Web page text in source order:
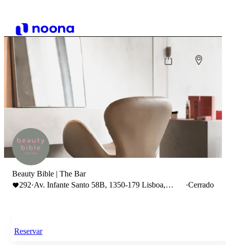
Beauty Bible | The Bar
292·Av. Infante Santo 58B, 1350-179 Lisboa,
·Cerrado
Reservar